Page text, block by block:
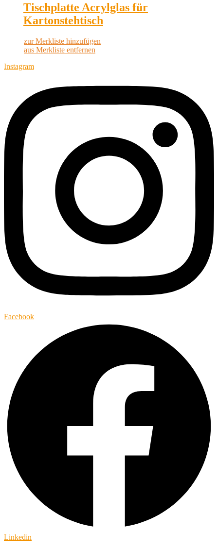
Tischplatte Acrylglas für
Kartonstehtisch
zur Merkliste hinzufügen
aus Merkliste entfernen
Instagram
Facebook
Linkedin